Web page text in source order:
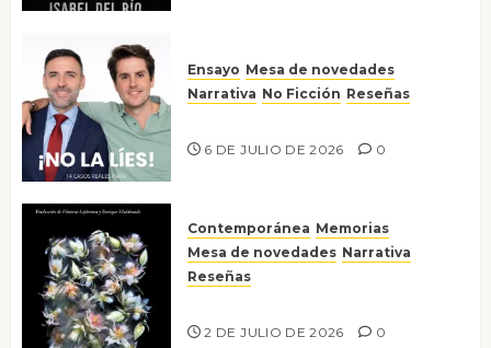
Ensayo Mesa de novedades
Narrativa No Ficción Reseñas
6 DE JULIO DE 2026 0
Contemporánea Memorias
Mesa de novedades Narrativa
Reseñas
2 DE JULIO DE 2026 0